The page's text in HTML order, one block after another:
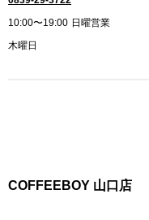
10:00〜19:00 日曜営業
木曜日
COFFEEBOY 山口店